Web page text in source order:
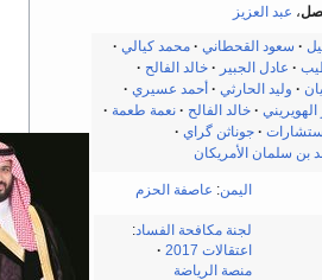
محمد كيالي
خالد الفالح
أحمد عسيري
الفالح
نعمة طعمة
گراي
عاصفة الحزم
مكافحة الفساد
2017